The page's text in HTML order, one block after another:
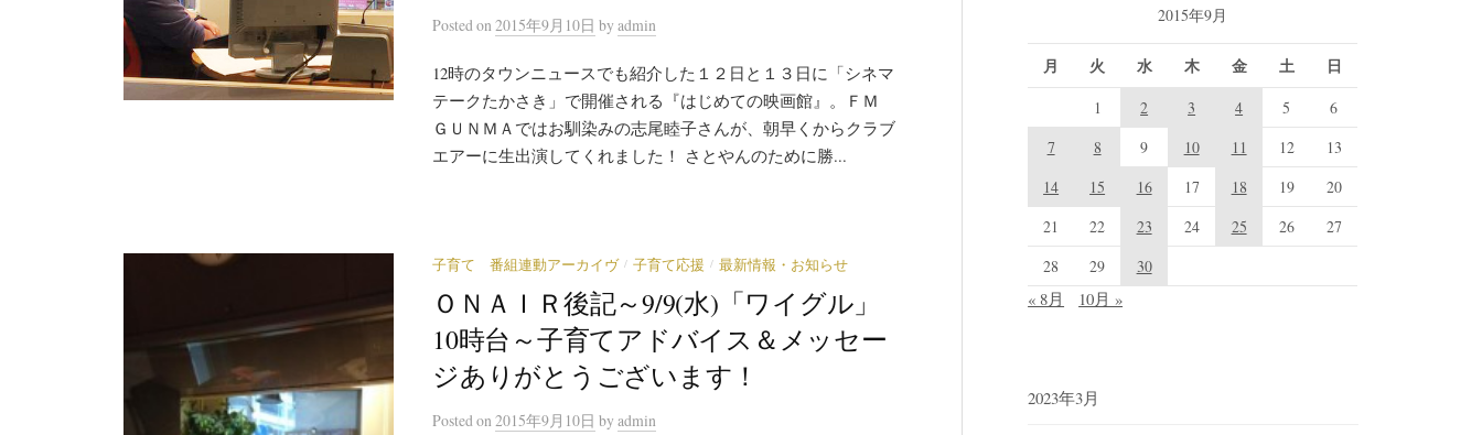
Postedon 2015年9月10日 by admin
12時のタウンニュースでも紹介した１２日と１３日に「シネマ
テークたかさき」で開催される『はじめての映画館』。ＦＭ
ＧＵＮＭＡではお馴染みの志尾睦子さんが、朝早くからクラブ
エアーに生出演してくれました！ さとやんのために勝...
子育て 番組連動アーカイヴ / 子育て応援 / 最新情報・お知らせ
ＯＮＡＩＲ後記～9/9(水)「ワイグル」
10時台～子育てアドバイス＆メッセー
ジありがとうございます！
Postedon 2015年9月10日 by admin
2015年9月
月 火 水 木 金 土 日
1 2 3 4 5
6
7
8 9 10 11 12
13
14
15 16 17 18 19
20
21
22 23 24 25 26
27
28
29 30
« 8月 10月 »
2023年3月